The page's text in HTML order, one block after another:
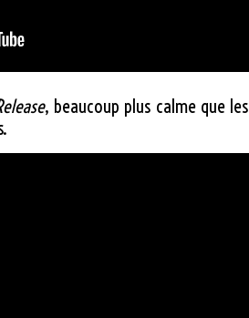
, beaucoup plus calme que